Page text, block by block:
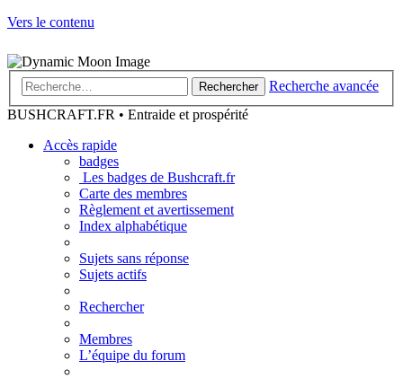
Vers le contenu
Rechercher
Recherche avancée
BUSHCRAFT.FR • Entraide et prospérité
Accès rapide
badges
Les badges de Bushcraft.fr
Carte des membres
Règlement et avertissement
Index alphabétique
Sujets sans réponse
Sujets actifs
Rechercher
Membres
L’équipe du forum